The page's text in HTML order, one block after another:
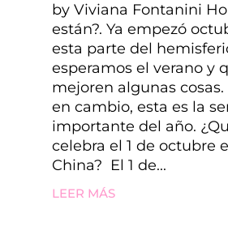
by Viviana Fontanini
están?. Ya empezó
esta parte del
esperamos el verano y
mejoren algunas cosas.
en cambio, esta es la
importante del año.
celebra el 1 de octubre
China? El 1 de...
LEER MÁS